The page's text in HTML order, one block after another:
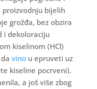
proizvodnju bijelih
grožđa, bez obzira
i dekoloraciju
kiselinom (HCl)
vinou epruveti uz
kiseline pocrveni).
a još više zbog